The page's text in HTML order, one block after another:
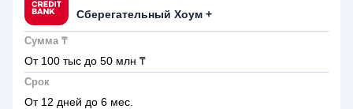
Сберегательный Хоум +
Сумма ₸
От 100 тыс до 50 млн ₸
Срок
От 12 дней до 6 мес.